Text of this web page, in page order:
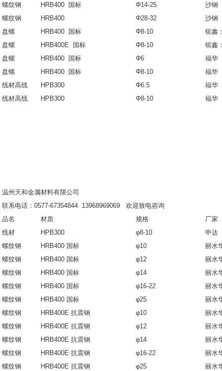
螺纹钢
HRB400 国标 Φ14-25
沙钢
螺纹钢
HRB400 Φ28-32
沙钢
盘螺
HRB400 国标 Φ8-10
镔鑫
盘螺
HRB400E 国标 Φ8-10
镔鑫
盘螺
HRB400 国标 Φ6
福华
盘螺
HRB400 国标 Φ8-10
福华
线材高线
HPB300 Φ6.5
福华
线材高线
HPB300 Φ8-10 福华
温州天和金属材料有限公司
联系电话：0577-67354844 13968969069 欢迎致电咨询
品名
材质 规格
厂家
线材
HPB300 φ8-10
申达
螺纹钢
HRB400 国标 φ10
丽水
螺纹钢
HRB400 国标 φ12
丽水
螺纹钢
HRB400 国标 φ14
丽水
螺纹钢
HRB400 国标 φ16-22
丽水
螺纹钢
HRB400 国标 φ25
丽水
螺纹钢
HRB400E 抗震钢 φ10
丽水
螺纹钢
HRB400E 抗震钢 φ12
丽水
螺纹钢
HRB400E 抗震钢 φ14
丽水
螺纹钢
HRB400E 抗震钢 φ16-22
丽水
螺纹钢
HRB400E 抗震钢 φ25
丽水